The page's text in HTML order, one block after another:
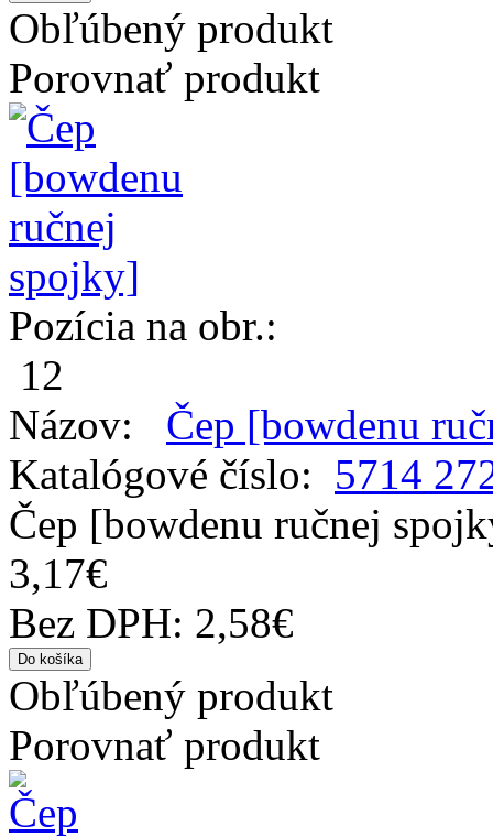
Obľúbený produkt
Porovnať produkt
Pozícia na obr.:
12
Názov: Čep [bowdenu
Katalógové číslo: 5714
Čep [bowdenu ručnej
3,17€
Bez DPH: 2,58€
Obľúbený produkt
Porovnať produkt